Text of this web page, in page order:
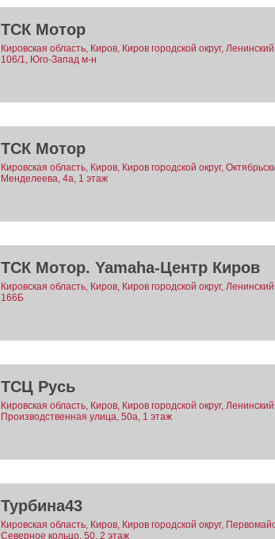
ТСК Мотор
Кировская область, Киров, Киров городской округ,
106/1, Юго-Запад м-н
ТСК Мотор
Кировская область, Киров, Киров городской округ,
Менделеева, 4а, 1 этаж
ТСК Мотор. Yamaha-Центр Киров
Кировская область, Киров, Киров городской округ,
166Б
ТСЦ Русь
Кировская область, Киров, Киров городской округ,
Производственная улица, 50а, 1 этаж
Турбина43
Кировская область, Киров, Киров городской округ,
Северное кольцо, 50, 2 этаж